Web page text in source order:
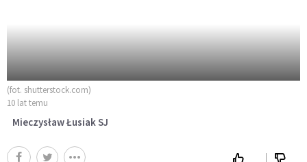
(fot. shutterstock.com)
10 lat temu
Mieczysław Łusiak SJ